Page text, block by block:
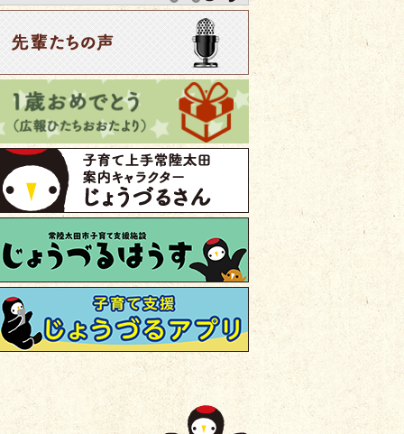
2026年1月14日
常陸太田市ロードレース・親子ふれあい
大会の開催について（お知らせ）
2025年12月25日
児童手当
なに充実、ひたちおおたの子育て支援